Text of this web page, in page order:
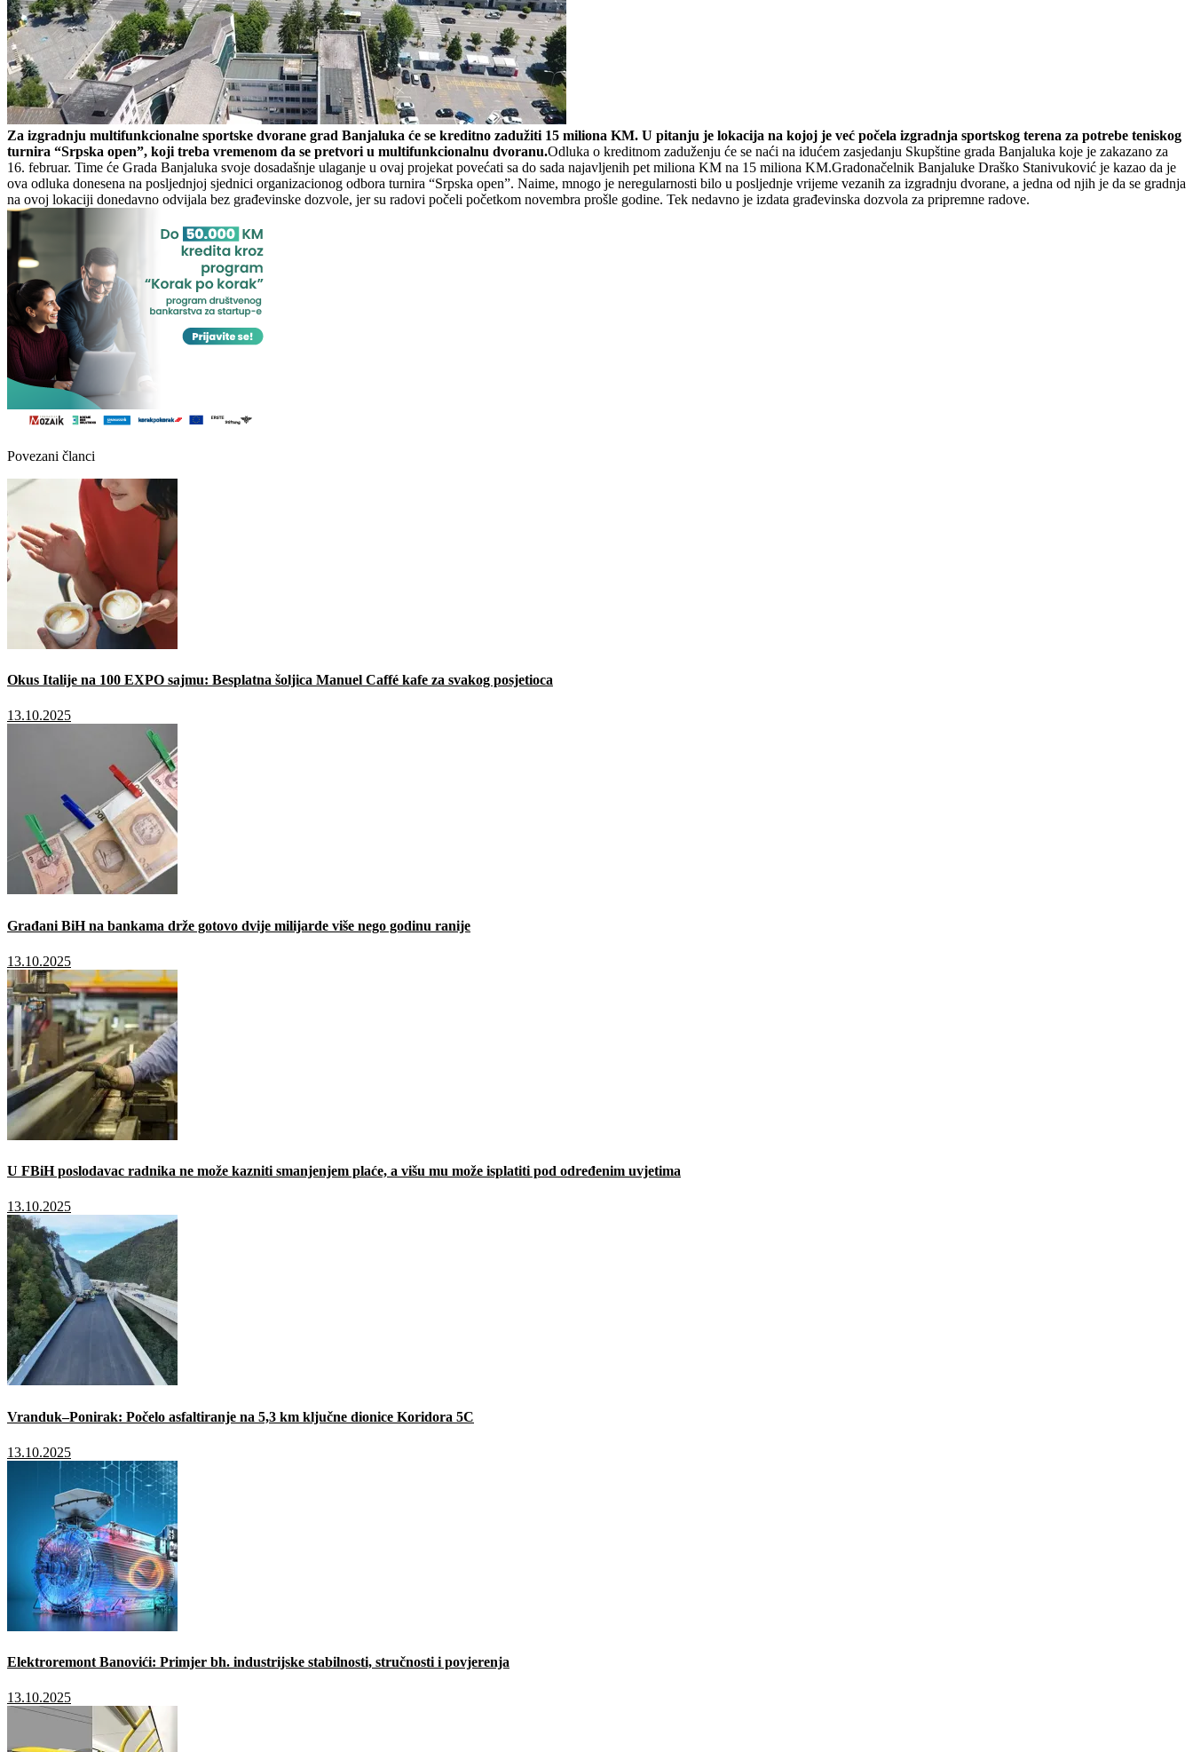
Za izgradnju multifunkcionalne sportske dvorane grad Banjaluka će se kreditno zadužiti 15 miliona KM. U pitanju je lokacija na kojoj je već počela izgradnja sportskog terena za potrebe teniskog
turnira “Srpska open”, koji treba vremenom da se pretvori u multifunkcionalnu dvoranu.Odluka o kreditnom zaduženju će se naći na idućem zasjedanju Skupštine grada Banjaluka koje je zakazano za
16. februar. Time će Grada Banjaluka svoje dosadašnje ulaganje u ovaj projekat povećati sa do sada najavljenih pet miliona KM na 15 miliona KM.Gradonačelnik Banjaluke Draško Stanivuković je kazao da je
ova odluka donesena na posljednjoj sjednici organizacionog odbora turnira “Srpska open”. Naime, mnogo je neregularnosti bilo u posljednje vrijeme vezanih za izgradnju dvorane, a jedna od njih je da se gradnja
na ovoj lokaciji donedavno odvijala bez građevinske dozvole, jer su radovi počeli početkom novembra prošle godine. Tek nedavno je izdata građevinska dozvola za pripremne radove.
Povezani članci
Okus Italije na 100 EXPO sajmu: Besplatna šoljica Manuel Caffé kafe za svakog posjetioca
13.10.2025
Građani BiH na bankama drže gotovo dvije milijarde više nego godinu ranije
13.10.2025
U FBiH poslodavac radnika ne može kazniti smanjenjem plaće, a višu mu može isplatiti pod određenim uvjetima
13.10.2025
Vranduk–Ponirak: Počelo asfaltiranje na 5,3 km ključne dionice Koridora 5C
13.10.2025
Elektroremont Banovići: Primjer bh. industrijske stabilnosti, stručnosti i povjerenja
13.10.2025